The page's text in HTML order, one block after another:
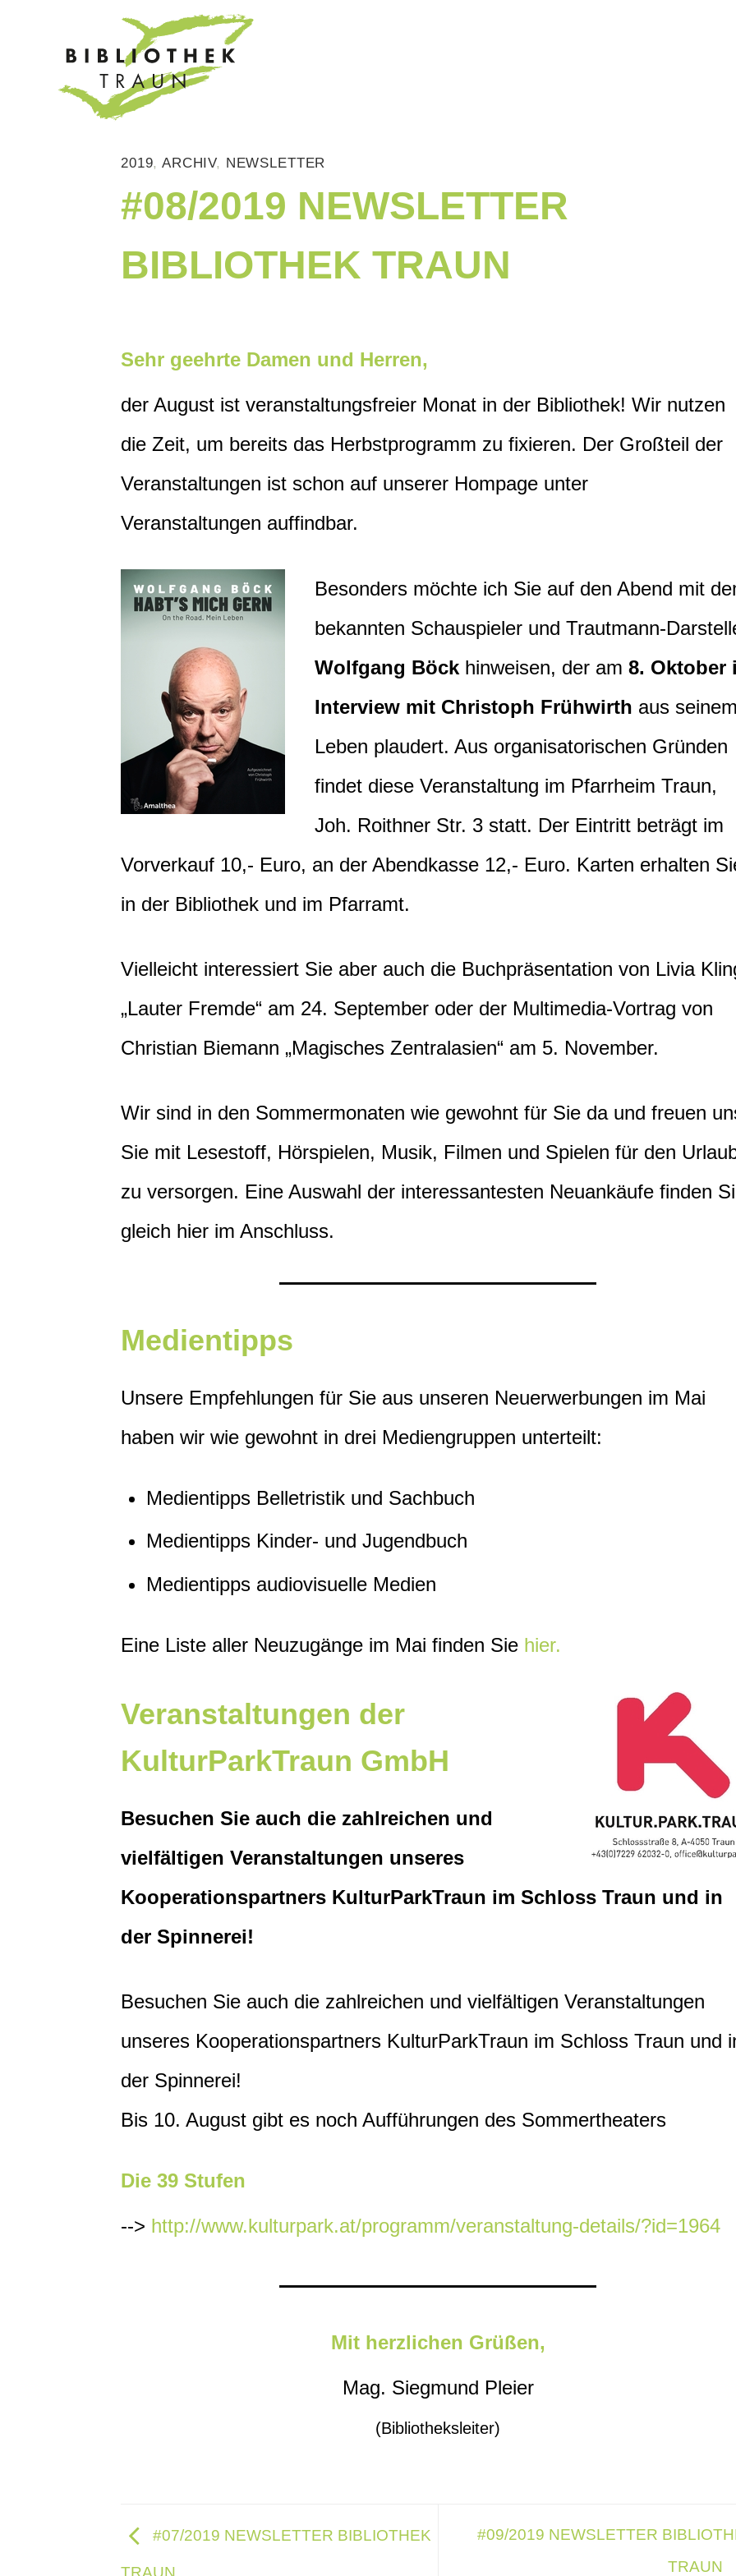
2019,ARCHIV, NEWSLETTER
#08/2019 NEWSLETTER
BIBLIOTHEK TRAUN
Sehr geehrte Damen und Herren,
der August ist veranstaltungsfreier Monat in der Bibliothek! Wir nutzen
die Zeit, um bereits das Herbstprogramm zu fixieren. Der Großteil der
Veranstaltungen ist schon auf unserer Hompage unter
Veranstaltungen auffindbar.
Besonders möchte ich Sie auf den Abend mit
bekannten Schauspieler und Trautmann-
Wolfgang Böck hinweisen, der am 8. Oktober
Interview mit Christoph Frühwirth aus
Leben plaudert. Aus organisatorischen Gründen
findet diese Veranstaltung im Pfarrheim Traun,
Joh. Roithner Str. 3 statt. Der Eintritt beträgt im
Vorverkauf 10,- Euro, an der Abendkasse 12,- Euro. Karten erhalten
in der Bibliothek und im Pfarramt.
Vielleicht interessiert Sie aber auch die Buchpräsentation von Livia
„Lauter Fremde“ am 24. September oder der Multimedia-Vortrag von
Christian Biemann „Magisches Zentralasien“ am 5. November.
Wir sind in den Sommermonaten wie gewohnt für Sie da und freuen
Sie mit Lesestoff, Hörspielen, Musik, Filmen und Spielen für den
zu versorgen. Eine Auswahl der interessantesten Neuankäufe finden
gleich hier im Anschluss.
Medientipps
Unsere Empfehlungen für Sie aus unseren Neuerwerbungen im Mai
haben wir wie gewohnt in drei Mediengruppen unterteilt:
Medientipps Belletristik und Sachbuch
Medientipps Kinder- und Jugendbuch
Medientipps audiovisuelle Medien
Eine Liste aller Neuzugänge im Mai finden Sie hier.
Veranstaltungen der
KulturParkTraun GmbH
Besuchen Sie auch die zahlreichen und
vielfältigen Veranstaltungen unseres
Kooperationspartners KulturParkTraun im Schloss Traun und in
der Spinnerei!
Besuchen Sie auch die zahlreichen und vielfältigen Veranstaltungen
unseres Kooperationspartners KulturParkTraun im Schloss Traun und
der Spinnerei!
Bis 10. August gibt es noch Aufführungen des Sommertheaters
Die 39 Stufen
--> http://www.kulturpark.at/programm/veranstaltung-details/?id=1964
Mit herzlichen Grüßen,
Mag. Siegmund Pleier
(Bibliotheksleiter)
#07/2019 NEWSLETTER BIBLIOTHEK
#09/2019 NEWSLETTER
TRAUN